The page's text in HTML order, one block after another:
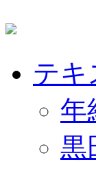
テキ
年
黒